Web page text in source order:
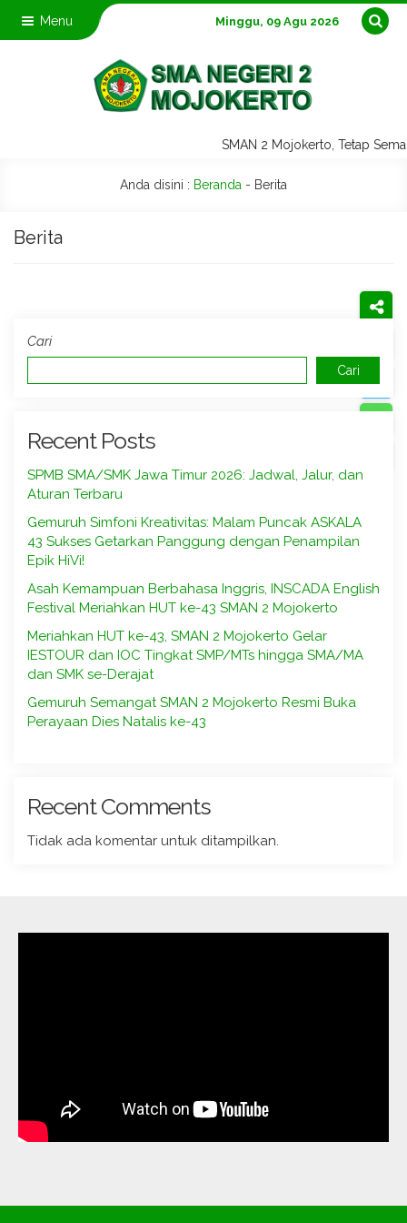
Menu Minggu, 09 Agu 2026
SMAN 2 Mojokerto, Tetap
Anda disini : Beranda - Berita
Berita
Cari
Cari
Recent Posts
SPMB SMA/SMK Jawa Timur 2026: Jadwal, Jalur, dan
Aturan Terbaru
Gemuruh Simfoni Kreativitas: Malam Puncak ASKALA
43 Sukses Getarkan Panggung dengan Penampilan
Epik HiVi!
Asah Kemampuan Berbahasa Inggris, INSCADA English
Festival Meriahkan HUT ke-43 SMAN 2 Mojokerto
Meriahkan HUT ke-43, SMAN 2 Mojokerto Gelar
IESTOUR dan IOC Tingkat SMP/MTs hingga SMA/MA
dan SMK se-Derajat
Gemuruh Semangat SMAN 2 Mojokerto Resmi Buka
Perayaan Dies Natalis ke-43
Recent Comments
Tidak ada komentar untuk ditampilkan.